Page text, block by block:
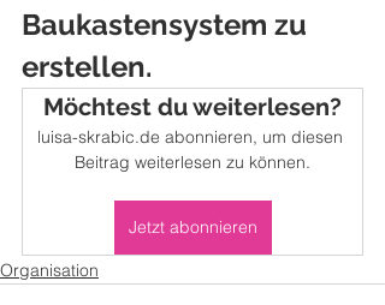
Baukastensystem zu
erstellen.
Möchtest du weiterlesen?
luisa-skrabic.de abonnieren, um diesen
Beitrag weiterlesen zu können.
Jetzt abonnieren
Organisation